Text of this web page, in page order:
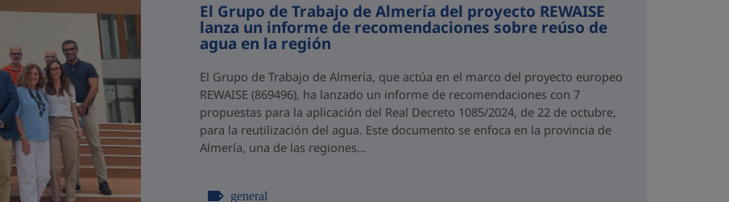
El Grupo de Trabajo de Almería del proyecto REWAISE
lanza un informe de recomendaciones sobre reúso de
agua en la región
El Grupo de Trabajo de Almería, que actúa en el marco del proyecto europeo
REWAISE (869496), ha lanzado un informe de recomendaciones con 7
propuestas para la aplicación del Real Decreto 1085/2024, de 22 de octubre,
para la reutilización del agua. Este documento se enfoca en la provincia de
Almería, una de las regiones...
general